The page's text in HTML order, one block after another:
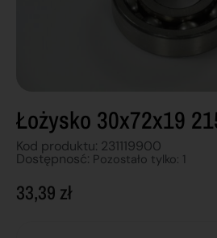
Łożysko 30x72x19
Kod produktu: 231119900
Dostępnosć: Pozostało tylko: 1
33,39 zł